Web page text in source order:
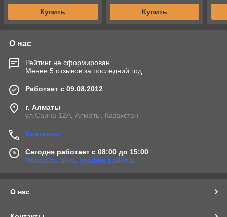
Купить Купить
О нас
Рейтинг не сформирован
Менее 5 отзывов за последний год
Работает с 09.08.2012
г. Алматы
ул.Саина 12А, Алматы, Казахстан
Контакты
Сегодня работает с 08:00 до 15:00
Показать весь график работы
О нас